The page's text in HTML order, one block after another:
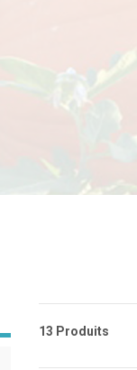
13 Produits